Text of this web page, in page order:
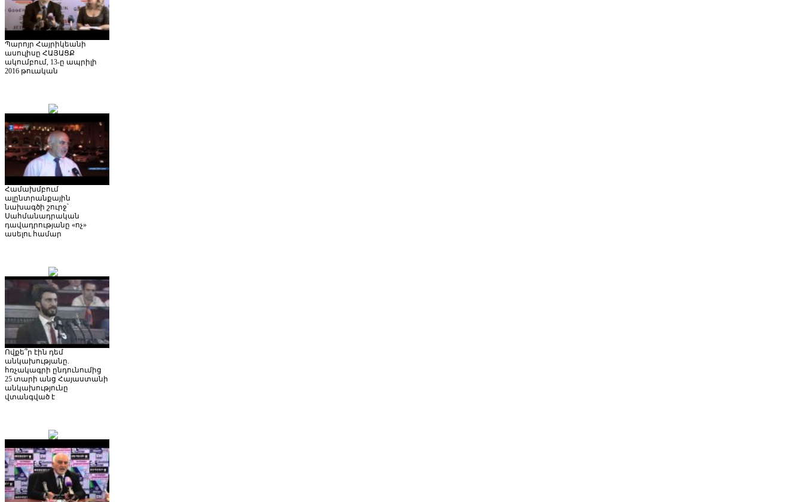
Պարոյր Հայրիկեանի
ասուլիսը ՀԱՅԱՑՔ
ակումբում, 13-ը ապրիլի
2016 թուական
Համախմբում
ալընտրանքային
նախագծի շուրջ՝
Սահմանադրական
դավադրությանը «ոչ»
ասելու համար
Ովքե՞ր էին դեմ
անկախությանը.
հռչակագրի ընդունումից
25 տարի անց Հայաստանի
անկախությունը
վտանգված է